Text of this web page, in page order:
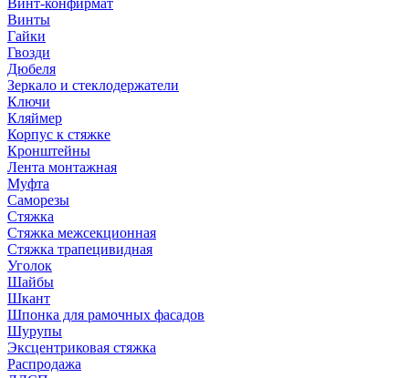
Винт-конфирмат
Винты
Гайки
Гвозди
Дюбеля
Зеркало и стеклодержатели
Ключи
Кляймер
Корпус к стяжке
Кронштейны
Лента монтажная
Муфта
Саморезы
Стяжка
Стяжка межсекционная
Стяжка трапецивидная
Уголок
Шайбы
Шкант
Шпонка для рамочных фасадов
Шурупы
Эксцентриковая стяжка
Распродажа